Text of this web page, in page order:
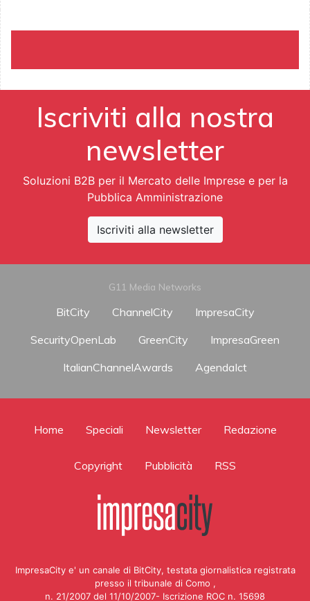
Iscriviti alla nostra
newsletter
Soluzioni B2B per il Mercato delle Imprese e per la
Pubblica Amministrazione
Iscriviti alla newsletter
G11 Media Networks
BitCity ChannelCity
ImpresaCity
SecurityOpenLab
GreenCity
ImpresaGreen
ItalianChannelAwards
AgendaIct
Home Speciali Newsletter Redazione
Copyright Pubblicità RSS
ImpresaCity e' un canale di BitCity, testata giornalistica registrata
presso il tribunale di Como ,
n. 21/2007 del 11/10/2007- Iscrizione ROC n. 15698